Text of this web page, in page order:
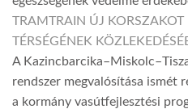
TRAMTRAIN ÚJ KORSZAKOT
TÉRSÉGÉNEK
A
rendszer megvalósítása ismét
a kormány vasútfejlesztési